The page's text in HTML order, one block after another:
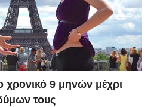
χρονικό 9 μηνών μέχρι
τους